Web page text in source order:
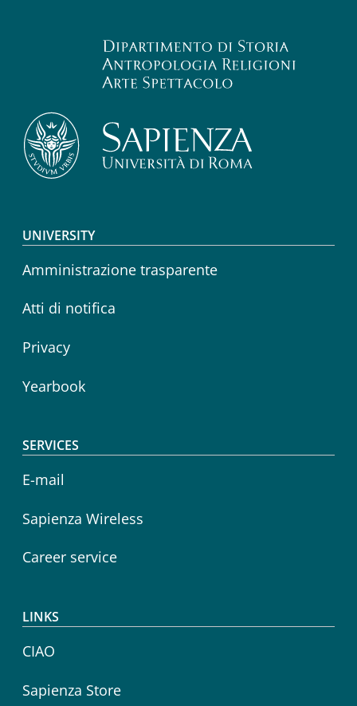
Footer menu
UNIVERSITY
Amministrazione trasparente
Atti di notifica
Privacy
Yearbook
SERVICES
E-mail
Sapienza Wireless
Career service
LINKS
CIAO
Sapienza Store